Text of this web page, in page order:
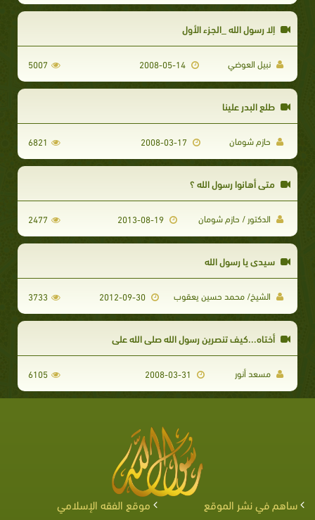
إلا رسول الله _الجزء الأول
نبيل العوضي 5007
طلع البدر علينا
حازم شومان 6821
متى أهانوا رسول الله ؟
الدكتور / حازم شومان 2013-08-19
2477
سيدي يا رسول الله
الشيخ/ محمد حسين يعقوب 2012-09-30
3733
أختاه...كيف تنصرين رسول الله صلى الله علي
مسعد أنور 6105
ساهم في نشر الموقع
موقع الفقه الإسلامي